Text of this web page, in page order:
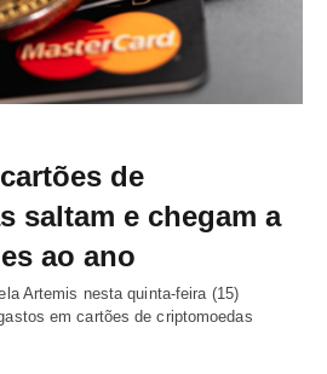
de
saltam e chegam a
ao ano
Artemis nesta quinta-feira (15)
em cartões de criptomoedas